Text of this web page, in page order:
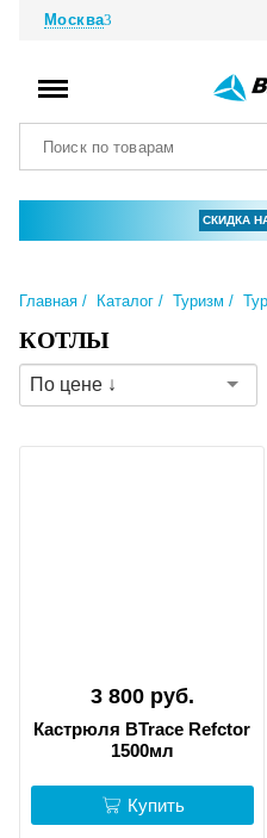
Москва
СКИДКА
Главная Каталог Туризм
КОТЛЫ
По цене ↓
3 800 руб.
Кастрюля BTrace Refctor
1500мл
Купить